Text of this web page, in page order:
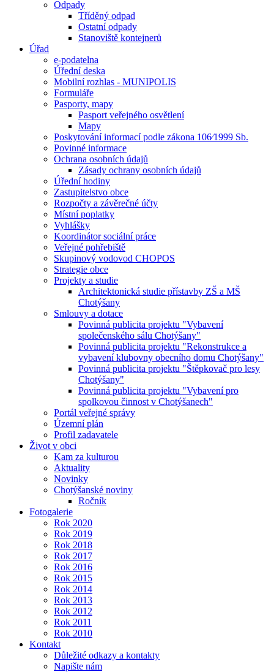
Odpady
Tříděný odpad
Ostatní odpady
Stanoviště kontejnerů
Úřad
e-podatelna
Úřední deska
Mobilní rozhlas - MUNIPOLIS
Formuláře
Pasporty, mapy
Pasport veřejného osvětlení
Mapy
Poskytování informací podle zákona 106⁄1999 Sb.
Povinné informace
Ochrana osobních údajů
Zásady ochrany osobních údajů
Úřední hodiny
Zastupitelstvo obce
Rozpočty a závěrečné účty
Místní poplatky
Vyhlášky
Koordinátor sociální práce
Veřejné pohřebiště
Skupinový vodovod CHOPOS
Strategie obce
Projekty a studie
Architektonická studie přístavby ZŠ a MŠ
Chotýšany
Smlouvy a dotace
Povinná publicita projektu "Vybavení
společenského sálu Chotýšany"
Povinná publicita projektu "Rekonstrukce a
vybavení klubovny obecního domu Chotýšany"
Povinná publicita projektu "Štěpkovač pro lesy
Chotýšany"
Povinná publicita projektu "Vybavení pro
spolkovou činnost v Chotýšanech"
Portál veřejné správy
Územní plán
Profil zadavatele
Život v obci
Kam za kulturou
Aktuality
Novinky
Chotýšanské noviny
Ročník
Fotogalerie
Rok 2020
Rok 2019
Rok 2018
Rok 2017
Rok 2016
Rok 2015
Rok 2014
Rok 2013
Rok 2012
Rok 2011
Rok 2010
Kontakt
Důležité odkazy a kontakty
Napište nám